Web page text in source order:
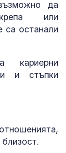
да
или
са останали
и стъпки